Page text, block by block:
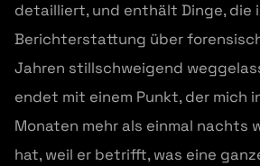
detailliert, und enthält Dinge, die
Berichterstattung über
Jahren stillschweigend
endet mit einem Punkt, der mich
Monaten mehr als einmal nachts
hat, weil er betrifft, was eine